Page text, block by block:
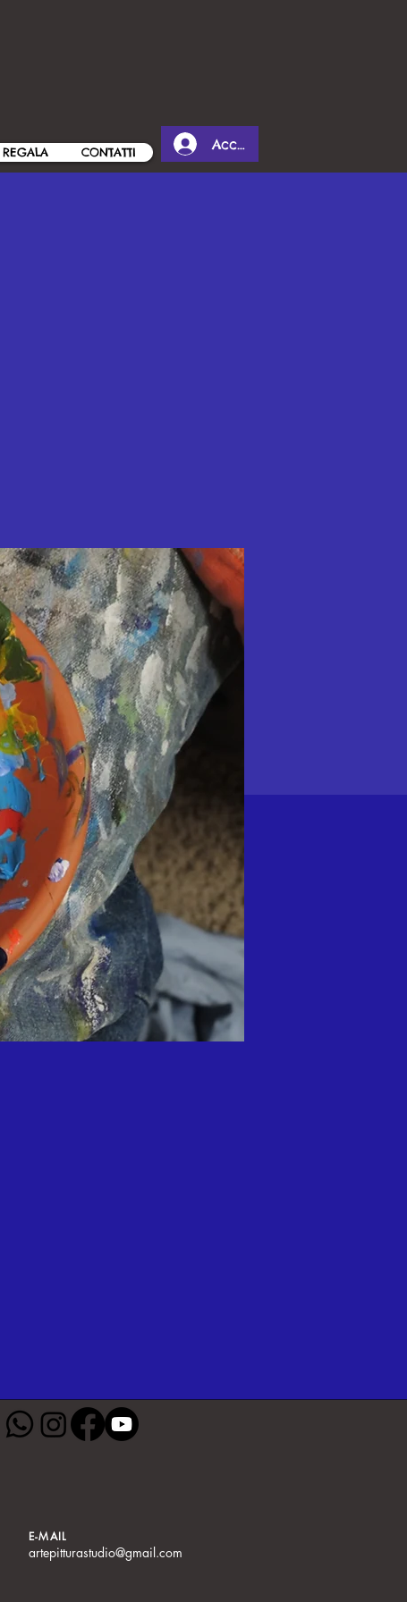
REGALA CONTATTI Accedi
E-MAIL
artepitturastudio@gmail.com